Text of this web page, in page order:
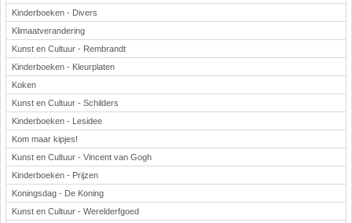
Kinderboeken - Divers
Klimaatverandering
Kunst en Cultuur - Rembrandt
Kinderboeken - Kleurplaten
Koken
Kunst en Cultuur - Schilders
Kinderboeken - Lesidee
Kom maar kipjes!
Kunst en Cultuur - Vincent van Gogh
Kinderboeken - Prijzen
Koningsdag - De Koning
Kunst en Cultuur - Werelderfgoed